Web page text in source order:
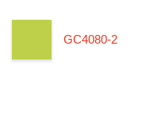
GC4080-2